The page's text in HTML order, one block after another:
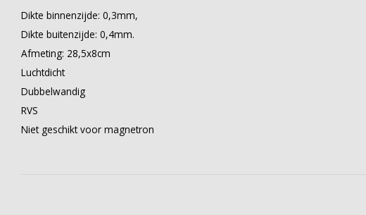
Dikte binnenzijde: 0,3mm,
Dikte buitenzijde: 0,4mm.
Afmeting: 28,5x8cm
Luchtdicht
Dubbelwandig
RVS
Niet geschikt voor magnetron